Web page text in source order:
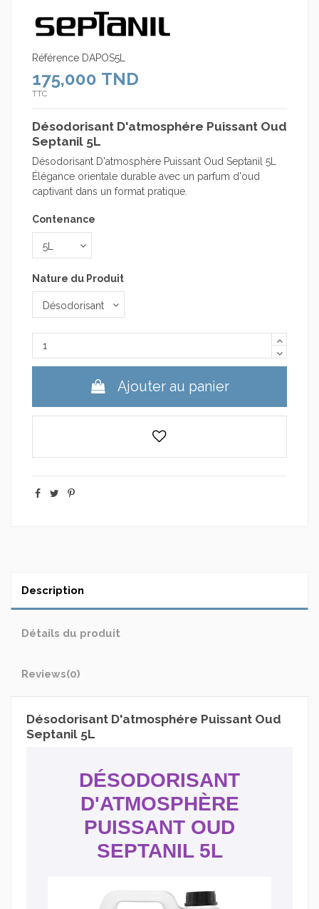
Référence DAPOS5L
175,000 TND
TTC
Désodorisant D'atmosphére Puissant Oud
Septanil 5L
Désodorisant D'atmosphère Puissant Oud Septanil 5L
Élégance orientale durable avec un parfum d'oud
captivant dans un format pratique.
Contenance
Nature du Produit
Ajouter au panier
Description
Détails du produit
Reviews(0)
Désodorisant D'atmosphére Puissant Oud
Septanil 5L
DÉSODORISANT
D'ATMOSPHÈRE
PUISSANT OUD
SEPTANIL 5L